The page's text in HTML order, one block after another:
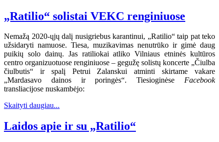
„Ratilio“ solistai VEKC renginiuose
Nemažą 2020-ųjų dalį nusigriebus karantinui, „Ratilio“ taip pat teko
užsidaryti namuose. Tiesa, muzikavimas nenutrūko ir gimė daug
puikių solo dainų. Jas ratiliokai atliko Vilniaus etninės kultūros
centro organizuotuose renginiuose – gegužę solistų koncerte „Čiulba
čiulbutis“ ir spalį Petrui Zalanskui atminti skirtame vakare
„Mardasavo dainos ir poringės“. Tiesioginėse Facebook
transliacijose nuskambėjo:
Skaityti daugiau...
Laidos apie ir su „Ratilio“